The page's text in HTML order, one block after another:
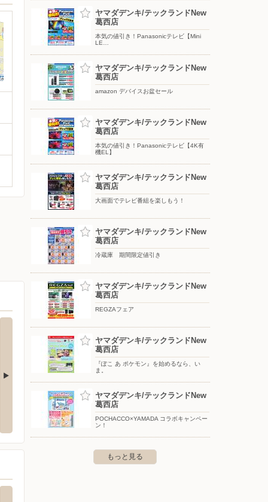
行徳2-20-25
買取店わかば南砂町スナモ店
〒136-0075 東京都江東区新砂3-4-31 ショッピングセン
ターsunamo 3F
ヤマダデンキ/テックランドNew
葛西店
本気の値引き！Panasonicテレビ【Mini
LE…
ヤマダデンキ/テックランドNew
葛西店
amazon デバイスお盆セール
ヤマダデンキ/テックランドNew
葛西店
本気の値引き！Panasonicテレビ【4K有
機EL】
ヤマダデンキ/テックランドNew
葛西店
大画面でテレビ番組を楽しもう！
ヤマダデンキ/テックランドNew
葛西店
冷蔵庫 期間限定値引き
ヤマダデンキ/テックランドNew
葛西店
REGZAフェア
ヤマダデンキ/テックランドNew
葛西店
『ぽこ あ ポケモン』を始めるなら、い
ま。
ヤマダデンキ/テックランドNew
葛西店
POCHACCO×YAMADA コラボキャンペー
ン！
もっと見る